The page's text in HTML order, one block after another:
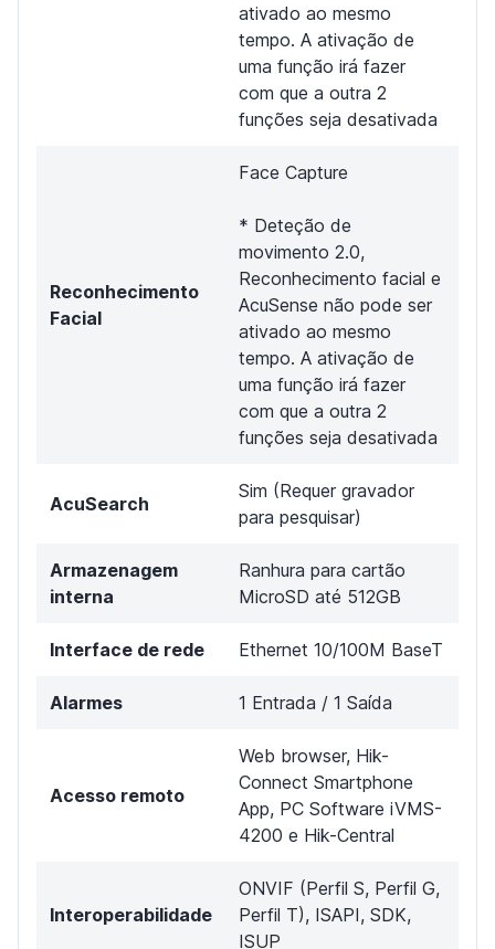
ativado ao mesmo
tempo. A ativação de
uma função irá fazer
com que a outra 2
funções seja desativada
Reconhecimento
Facial
Face Capture
* Deteção de
movimento 2.0,
Reconhecimento facial e
AcuSense não pode ser
ativado ao mesmo
tempo. A ativação de
uma função irá fazer
com que a outra 2
funções seja desativada
AcuSearch
Sim (Requer gravador
para pesquisar)
Armazenagem
interna
Ranhura para cartão
MicroSD até 512GB
Interface de rede Ethernet 10/100M BaseT
Alarmes 1 Entrada / 1 Saída
Acesso remoto
Web browser, Hik-
Connect Smartphone
App, PC Software iVMS-
4200 e Hik-Central
Interoperabilidade
ONVIF (Perfil S, Perfil G,
Perfil T), ISAPI, SDK,
ISUP